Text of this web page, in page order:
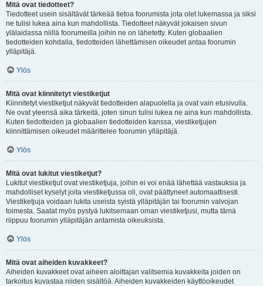
Mitä ovat tiedotteet?
Tiedotteet usein sisältävät tärkeää tietoa foorumista jota olet lukemassa ja siksi
ne tulisi lukea aina kun mahdollista. Tiedotteet näkyvät jokaisen sivun
ylälaidassa niillä foorumeilla joihin ne on lähetetty. Kuten globaalien
tiedotteiden kohdalla, tiedotteiden lähettämisen oikeudet antaa foorumin
ylläpitäjä.
Ylös
Mitä ovat kiinnitetyt viestiketjut
Kiinnitetyt viestiketjut näkyvät tiedotteiden alapuolella ja ovat vain etusivulla.
Ne ovat yleensä aika tärkeitä, joten sinun tulisi lukea ne aina kun mahdollista.
Kuten tiedotteiden ja globaalien tiedotteiden kanssa, viestiketjujen
kiinnittämisen oikeudet määrittelee foorumin ylläpitäjä.
Ylös
Mitä ovat lukitut viestiketjut?
Lukitut viestiketjut ovat viestiketjuja, joihin ei voi enää lähettää vastauksia ja
mahdolliset kyselyt joita viestiketjussa oli, ovat päättyneet automaattisesti.
Viestiketjuja voidaan lukita useista syistä ylläpitäjän tai foorumin valvojan
toimesta. Saatat myös pystyä lukitsemaan oman viestiketjusi, mutta tämä
riippuu foorumin ylläpitäjän antamista oikeuksista.
Ylös
Mitä ovat aiheiden kuvakkeet?
Aiheiden kuvakkeet ovat aiheen aloittajan valitsemia kuvakkeita joiden on
tarkoitus kuvastaa niiden sisältöä. Aiheiden kuvakkeiden käyttöoikeudet